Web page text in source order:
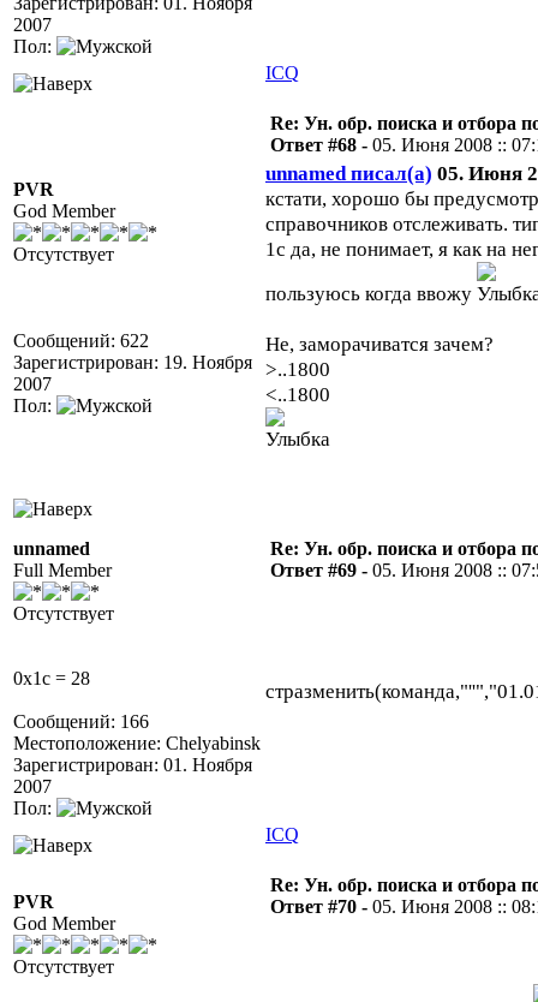
2007
Пол:
ICQ
PVR
God Member
Отсутствует
Сообщений: 622
Зарегистрирован: 19. Ноября
2007
Пол:
Re: Ун. обр. поиска и отбора
Ответ #68 - 05. Июня 2008 ::
unnamed писал(а) 05. Июня
кстати, хорошо бы
справочников отслеживать.
1с да, не понимает, я как на
пользуюсь когда ввожу
Не, заморачиватся зачем?
>..1800
<..1800
unnamed
Full Member
Отсутствует
0x1c = 28
Сообщений: 166
Местоположение: Chelyabinsk
Зарегистрирован: 01. Ноября
2007
Пол:
Re: Ун. обр. поиска и отбора
Ответ #69 - 05. Июня 2008 ::
ICQ
PVR
God Member
Отсутствует
Re: Ун. обр. поиска и отбора
Ответ #70 - 05. Июня 2008 ::